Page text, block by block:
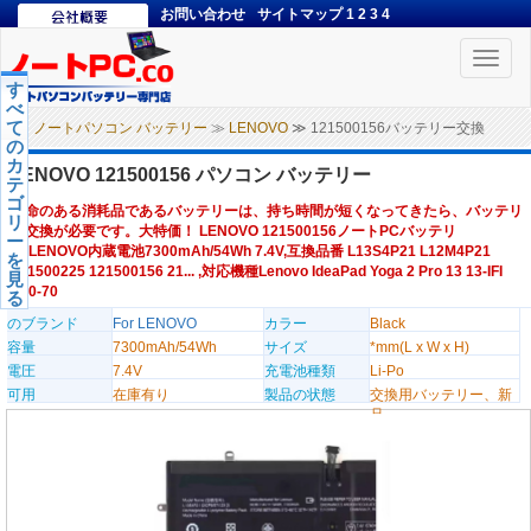
お問い合わせ サイトマップ 1 2 3 4
Toggle
ノートパソコン バッテリー ≫ LENOVO ≫ 121500156バッテリー交換
す
べ
て
の
カ
テ
ゴ
リ
ー
を
見
る
LENOVO 121500156 パソコン バッテリー
寿命のある消耗品であるバッテリーは、持ち時間が短くなってきたら、バッテリ
ー交換が必要です。大特価！ LENOVO 121500156ノートPCバッテリ
ー,LENOVO内蔵電池7300mAh/54Wh 7.4V,互換品番 L13S4P21 L12M4P21
121500225 121500156 21... ,対応機種Lenovo IdeaPad Yoga 2 Pro 13 13-IFI
Y50-70
のブランド
For LENOVO カラー
Black
容量
7300mAh/54Wh サイズ
*mm(L x W x H)
電圧
7.4V 充電池種類
Li-Po
可用
在庫有り 製品の状態
交換用バッテリー、新
品